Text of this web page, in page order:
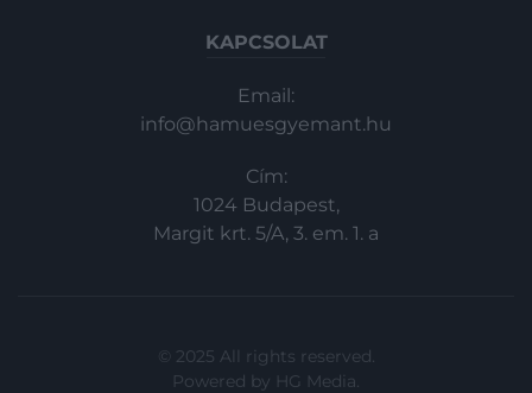
KAPCSOLAT
Email:
info@hamuesgyemant.hu
Cím:
1024 Budapest,
Margit krt. 5/A, 3. em. 1. a
© 2025 All rights reserved.
Powered by HG Media.